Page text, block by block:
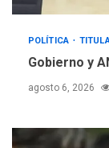
POLÍTICA
Gobierno y
agosto 6, 2026